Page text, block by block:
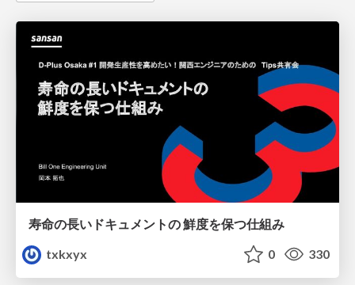
寿命の長いドキュメントの 鮮度を保つ仕組み
txkxyx
0 330